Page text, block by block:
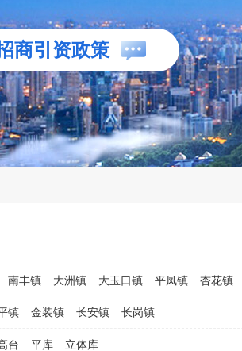
商引资政策
南丰镇 大洲镇 大玉口镇 平凤镇 杏花镇
镇 金装镇 长安镇 长岗镇
台 平库 立体库